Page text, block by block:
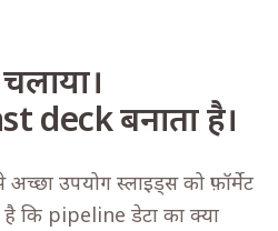
deck बनाता है।
उपयोग स्लाइड्स को फ़ॉर्मेट
कि pipeline डेटा का क्या